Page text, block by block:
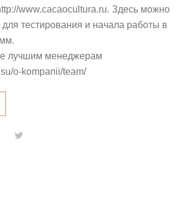
www.cacaocultura.ru. Здесь можно
для тестирования и начала работы в
лучшим менеджерам
o-kompanii/team/